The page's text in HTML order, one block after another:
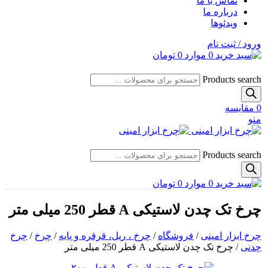
درباره ما
ویدئوها
ورود / ثبت نام
0 موارد 0 تومان
Products search
0 مقایسه
منو
Products search
0 موارد 0 تومان
چرخ تک چدن لاستیکی A قطر 250 میلی متر
چرخ ابزار امینی / فروشگاه / چرخ ، ریل، قرقره و پایه / چرخ / چرخ
چدنی / چرخ تک چدن لاستیکی A قطر 250 میلی متر